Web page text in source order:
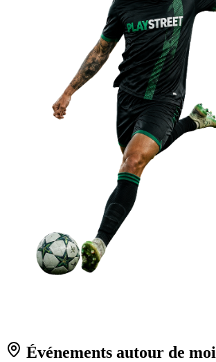
Événements autour de moi